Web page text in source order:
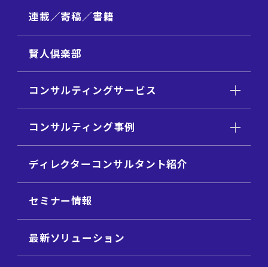
連載／寄稿／書籍
賢人倶楽部
コンサルティングサービス
コンサルティング事例
ディレクターコンサルタント紹介
セミナー情報
最新ソリューション